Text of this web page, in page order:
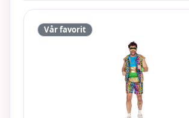
Vår favorit